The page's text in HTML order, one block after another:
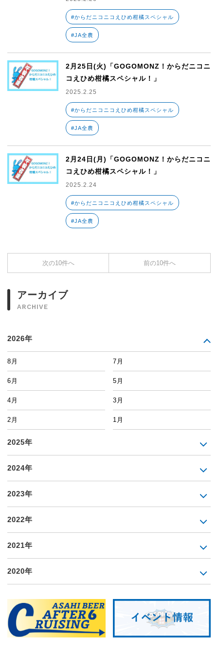
#からだニコニコえひめ柑橘スペシャル
#JA全農
2月25日(火)「GOGOMONZ！からだニコニ
コえひめ柑橘スペシャル！」
2025.2.25
#からだニコニコえひめ柑橘スペシャル
#JA全農
2月24日(月)「GOGOMONZ！からだニコニ
コえひめ柑橘スペシャル！」
2025.2.24
#からだニコニコえひめ柑橘スペシャル
#JA全農
次の10件へ 前の10件へ
アーカイブ
ARCHIVE
2026年
8月 7月
6月 5月
4月 3月
2月 1月
2025年
2024年
2023年
2022年
2021年
2020年